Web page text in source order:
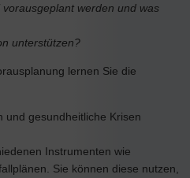
werden und was
unterstützen?
lernen Sie die
und gesundheitliche Krisen
Instrumenten wie
Sie können diese nutzen,